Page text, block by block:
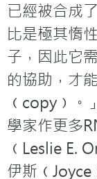
已經被合成
比是極其惰
子，因此它
的協助，才
﹙copy﹚。
學家作更多
﹙Leslie E.
伊斯